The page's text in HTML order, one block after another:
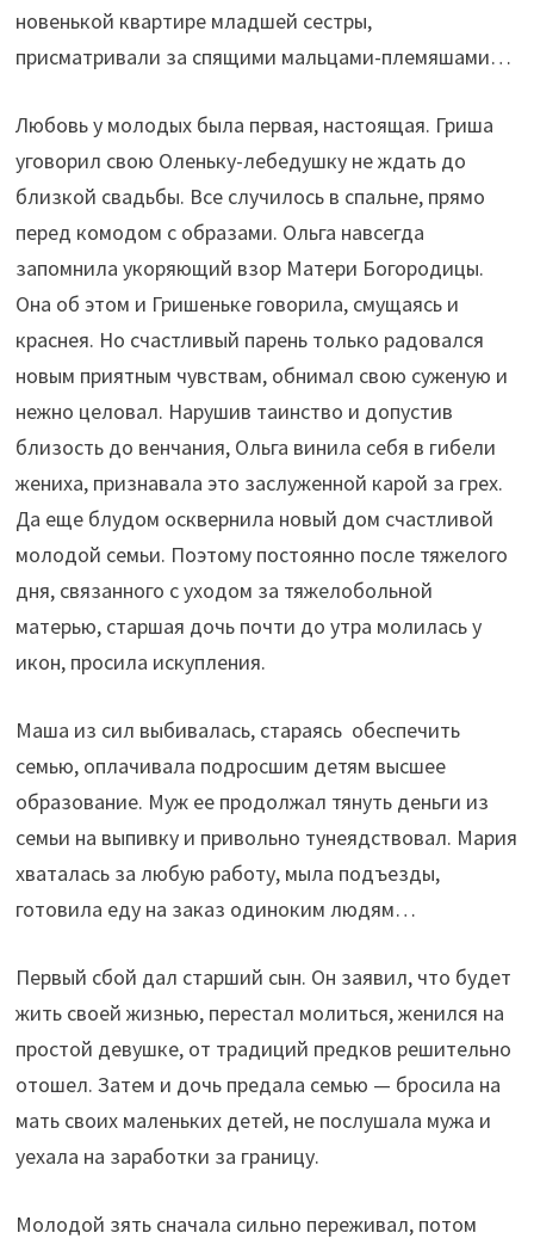
новенькой квартире младшей сестры,
присматривали за спящими мальцами-племяшами…
Любовь у молодых была первая, настоящая. Гриша
уговорил свою Оленьку-лебедушку не ждать до
близкой свадьбы. Все случилось в спальне, прямо
перед комодом с образами. Ольга навсегда
запомнила укоряющий взор Матери Богородицы.
Она об этом и Гришеньке говорила, смущаясь и
краснея. Но счастливый парень только радовался
новым приятным чувствам, обнимал свою суженую и
нежно целовал. Нарушив таинство и допустив
близость до венчания, Ольга винила себя в гибели
жениха, признавала это заслуженной карой за грех.
Да еще блудом осквернила новый дом счастливой
молодой семьи. Поэтому постоянно после тяжелого
дня, связанного с уходом за тяжелобольной
матерью, старшая дочь почти до утра молилась у
икон, просила искупления.
Маша из сил выбивалась, стараясь обеспечить
семью, оплачивала подросшим детям высшее
образование. Муж ее продолжал тянуть деньги из
семьи на выпивку и привольно тунеядствовал. Мария
хваталась за любую работу, мыла подъезды,
готовила еду на заказ одиноким людям…
Первый сбой дал старший сын. Он заявил, что будет
жить своей жизнью, перестал молиться, женился на
простой девушке, от традиций предков решительно
отошел. Затем и дочь предала семью — бросила на
мать своих маленьких детей, не послушала мужа и
уехала на заработки за границу.
Молодой зять сначала сильно переживал, потом